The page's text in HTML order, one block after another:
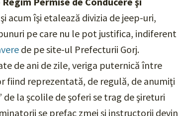
acum îşi etalează divizia de jeep-uri,
pe care nu le pot justifica, indiferent
de pe site-ul Prefecturii Gorj.
de ani de zile, veriga puternică între
reprezentată, de regulă, de anumiţi
la şcolile de şoferi se trag de şireturi
se prefac zmei şi instructorii devin